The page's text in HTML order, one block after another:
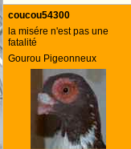
coucou54300
la misére n'est pas une
fatalité
Gourou Pigeonneux